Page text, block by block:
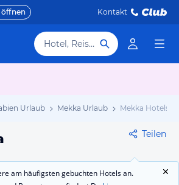
öffnen Kontakt
Hotel, Reiseziel
Urlaub Mekka Urlaub Mekka Hotels
Teilen
am häufigsten gebuchten Hotels an.